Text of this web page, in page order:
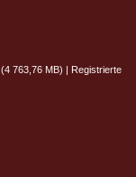
(4 763,76 MB) | Registrierte